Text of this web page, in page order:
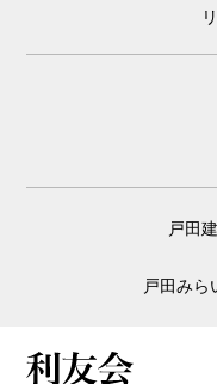
戸田
戸田みら